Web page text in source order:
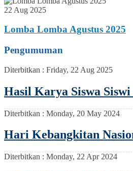
22 Aug 2025
Lomba Lomba Agustus 2025
Pengumuman
Diterbitkan : Friday, 22 Aug 2025
Hasil Karya Siswa
Diterbitkan : Monday, 20 May 2024
Hari Kebangkitan
Diterbitkan : Monday, 22 Apr 2024